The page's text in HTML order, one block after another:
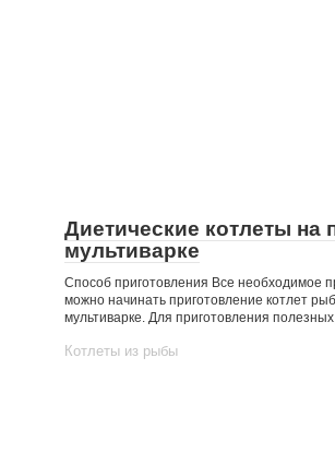
Диетические котлеты на
мультиварке
Способ приготовления Все необходимое
можно начинать приготовление котлет
мультиварке. Для приготовления
Котлеты из рыбы